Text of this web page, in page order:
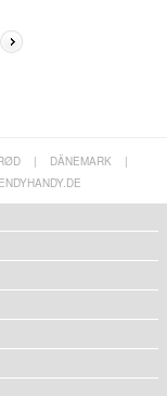
| DÄNEMARK
|